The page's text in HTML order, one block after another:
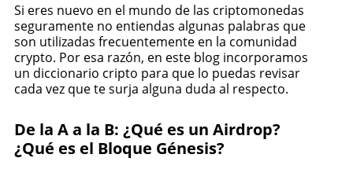
Si eres nuevo en el mundo de las criptomonedas
seguramente no entiendas algunas palabras que
son utilizadas frecuentemente en la comunidad
crypto. Por esa razón, en este blog incorporamos
un diccionario cripto para que lo puedas revisar
cada vez que te surja alguna duda al respecto.
De la A a la B: ¿Qué es un Airdrop?
¿Qué es el Bloque Génesis?